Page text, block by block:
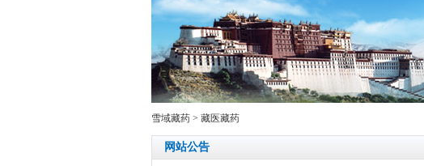
雪域藏药 > 藏医藏药
网站公告